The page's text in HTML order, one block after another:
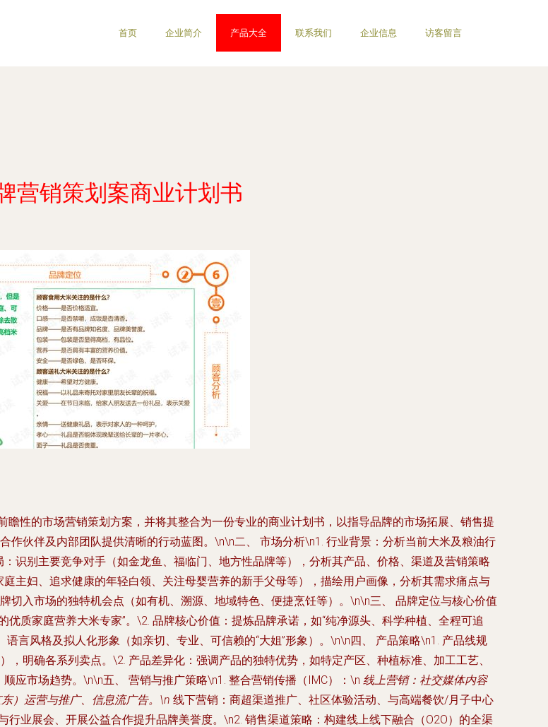
首页 企业简介 产品大全 联系我们 企业信息 访客留言
营销策划案商业计划书
瞻性的市场营销策划方案，并将其整合为一份专业的商业计划书，以指导品牌的市场拓展、销售提
作伙伴及内部团队提供清晰的行动蓝图。\n\n二、 市场分析\n1. 行业背景：分析当前大米及粮油行
识别主要竞争对手（如金龙鱼、福临门、地方性品牌等），分析其产品、价格、渠道及营销策略
主妇、追求健康的年轻白领、关注母婴营养的新手父母等），描绘用户画像，分析其需求痛点与
切入市场的独特机会点（如有机、溯源、地域特色、便捷烹饪等）。\n\n三、 品牌定位与核心价值
优质家庭营养大米专家”。\2. 品牌核心价值：提炼品牌承诺，如“纯净源头、科学种植、全程可追
言风格及拟人化形象（如亲切、专业、可信赖的“大姐”形象）。\n\n四、 产品策略\n1. 产品线规
明确各系列卖点。\2. 产品差异化：强调产品的独特优势，如特定产区、种植标准、加工工艺、
应市场趋势。\n\n五、 营销与推广策略\n1. 整合营销传播（IMC）：\n 线上营销：社交媒体内容
）运营与推广、信息流广告。\n 线下营销：商超渠道推广、社区体验活动、与高端餐饮/月子中心
业展会、开展公益合作提升品牌美誉度。\n2. 销售渠道策略：构建线上线下融合（O2O）的全渠